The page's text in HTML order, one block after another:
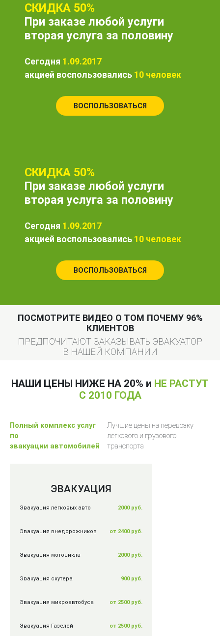
СКИДКА 50%
При заказе любой услуги
вторая услуга за половину
Сегодня 1.09.2017
акцией воспользовались 10 человек
ВОСПОЛЬЗОВАТЬСЯ
СКИДКА 50%
При заказе любой услуги
вторая услуга за половину
Сегодня 1.09.2017
акцией воспользовались 10 человек
ВОСПОЛЬЗОВАТЬСЯ
ПОСМОТРИТЕ ВИДЕО О ТОМ ПОЧЕМУ 96%
КЛИЕНТОВ
ПРЕДПОЧИТАЮТ ЗАКАЗЫВАТЬ ЭВАКУАТОР
В НАШЕЙ КОМПАНИИ
НАШИ ЦЕНЫ НИЖЕ НА 20% и НЕ РАСТУТ
С 2010 ГОДА
Полный комплекс услуг
по
эвакуации автомобилей
Лучшие цены на перевозку
легкового и грузового
транспорта
ЭВАКУАЦИЯ
Эвакуация легковых авто 2000 руб.
Эвакуация внедорожников от 2400 руб.
Эвакуация мотоцикла 2000 руб.
Эвакуация скутера 900 руб.
Эвакуация микроавтобуса от 2500 руб.
Эвакуация Газелей от 2500 руб.